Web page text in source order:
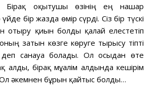
Бірақ оқытушы өзінің ең нашар
бір жазда өмір сүрді. Сіз бір түскі
отыру қиын болды қалай елестетіп
затын көзге көруге тырысу тіпті
деп санауға болады. Ол осыдан өте
алды, бірақ мұғалім алдында кешірім
әкемнен бұрын қайтыс болды…